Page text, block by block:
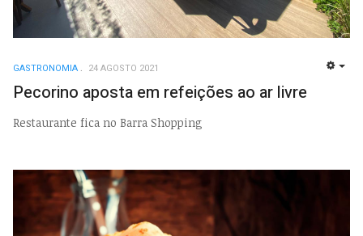
GASTRONOMIA 24 AGOSTO 2021
Pecorino aposta em refeições ao ar livre
Restaurante fica no Barra Shopping